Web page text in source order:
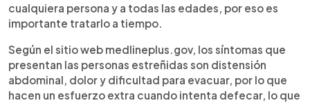
cualquiera persona y a todas las edades, por eso es
importante tratarlo a tiempo.
Según el sitio web medlineplus.gov, los síntomas que
presentan las personas estreñidas son distensión
abdominal, dolor y dificultad para evacuar, por lo que
hacen un esfuerzo extra cuando intenta defecar, lo que